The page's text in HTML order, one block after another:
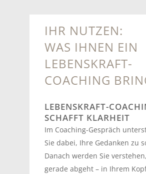
IHR NUTZEN:
WAS IHNEN EIN
LEBENSKRAFT-
COACHING
LEBENSKRAFT-
SCHAFFT KLARHEIT
Im Coaching-Gespräch
Sie dabei, Ihre Gedanken zu
Danach werden Sie
gerade abgeht – in Ihrem